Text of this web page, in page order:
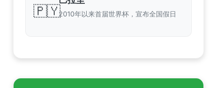
🇵🇾2010年以来首届世界杯，宣布全国假日